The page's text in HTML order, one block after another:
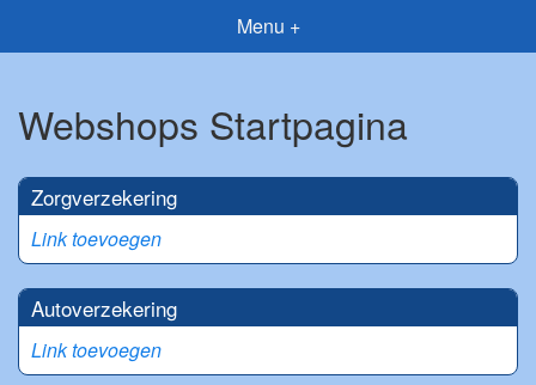
Menu +
Webshops Startpagina
Zorgverzekering
Link toevoegen
Autoverzekering
Link toevoegen